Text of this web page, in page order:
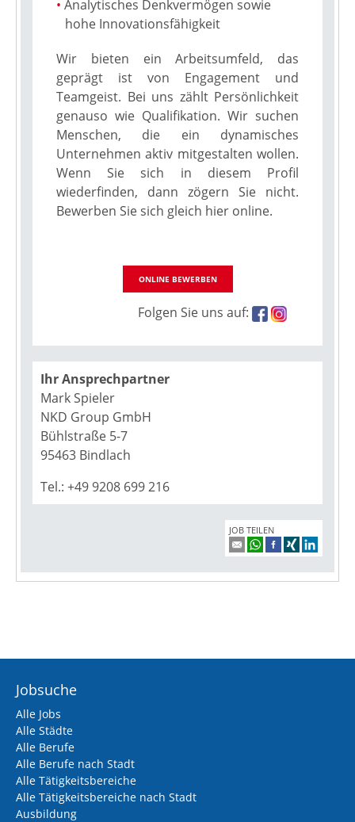
Jobsuche
Alle Jobs
Alle Städte
Alle Berufe
Alle Berufe nach Stadt
Alle Tätigkeitsbereiche
Alle Tätigkeitsbereiche nach Stadt
Ausbildung